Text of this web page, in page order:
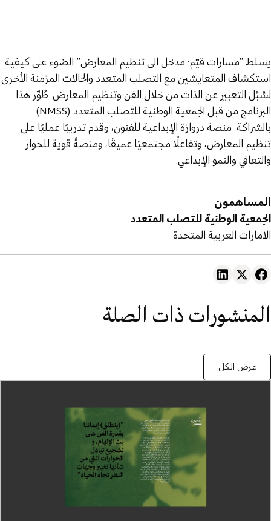
المساهمون
الجمعية الوطنية للتصلب المتعدد
الامارات العربية المتحدة
يسلط “مسارات قيّم: مدخل الى تنظيم المعارض” الضوء على كيفية
استكشاف المتعايشين مع التصلب المتعدد والحالات المزمنة الأخرى
لسُبُل التعبير عن الذات من خلال الفن وتنظيم المعارض. طُوِّر هذا
البرنامج من قبل الجمعية الوطنية للتصلب المتعدد (NMSS)
بالشراكة منصة دروازة الإبداعية للفنون، وقدم تدريبًا عمليًا على
تنظيم المعارض، وتفاعلًا مجتمعيًا عميقًا، ومنصةً قوية للحوار
والتعافي والنمو الإبداعي.
المنشورات ذات الصلة
عرض الكل